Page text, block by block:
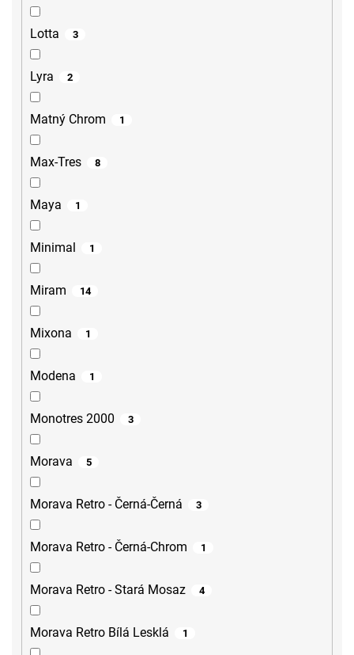
Lotta 3
Lyra 2
Matný Chrom 1
Max-Tres 8
Maya 1
Minimal 1
Miram 14
Mixona 1
Modena 1
Monotres 2000 3
Morava 5
Morava Retro - Černá-Černá 3
Morava Retro - Černá-Chrom 1
Morava Retro - Stará Mosaz 4
Morava Retro Bílá Lesklá 1